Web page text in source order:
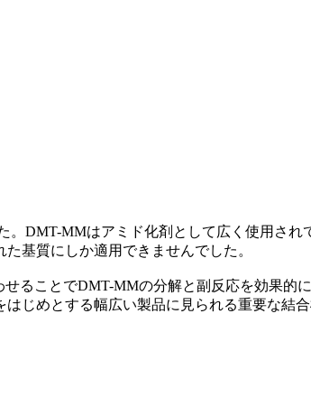
DMT-MMはアミド化剤として広く使用さ
基質にしか適用できませんでした。
ことでDMT-MMの分解と副反応を効果的
じめとする幅広い製品に見られる重要な結